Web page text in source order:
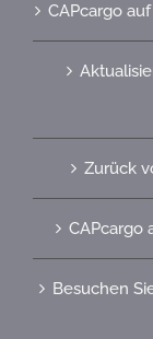
CAPcargo
Zurück
CAPcargo
Besuchen